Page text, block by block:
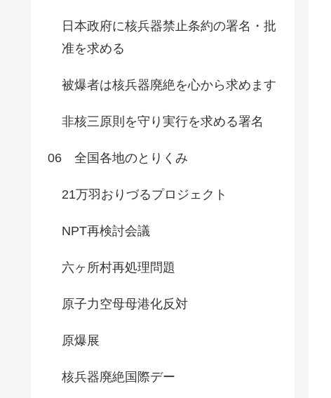
日本政府に核兵器禁止条約の署名・批
准を求める
被爆者は核兵器廃絶を心から求めます
非核三原則を守り実行を求める署名
06 全国各地のとりくみ
21万羽おりづるプロジェクト
NPT再検討会議
六ヶ所村再処理問題
原子力空母母港化反対
原爆展
核兵器廃絶国際デー